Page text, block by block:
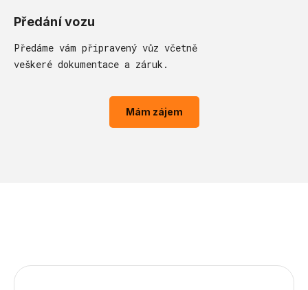
Předání vozu
Předáme vám připravený vůz včetně
veškeré dokumentace a záruk.
Mám zájem